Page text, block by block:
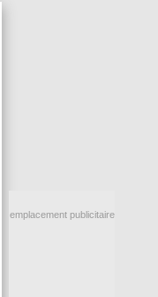
emplacement publicitaire